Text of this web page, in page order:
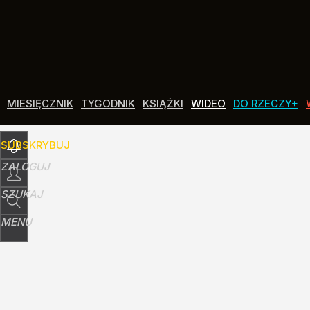
MIESIĘCZNIK TYGODNIK KSIĄŻKI WIDEO DO RZECZY+
SUBSKRYBUJ
ZALOGUJ
SZUKAJ
MENU